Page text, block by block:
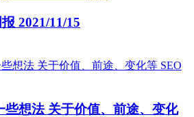
2021/11/15
SEO
些想法 关于价值、前途、变化